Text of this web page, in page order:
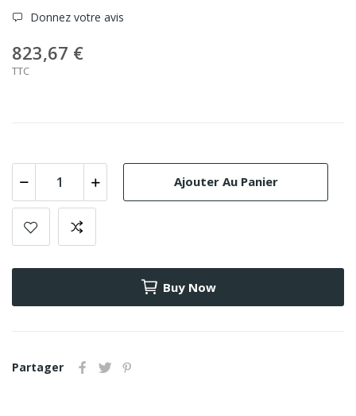
Donnez votre avis
823,67 €
TTC
Ajouter Au Panier
Buy Now
Partager